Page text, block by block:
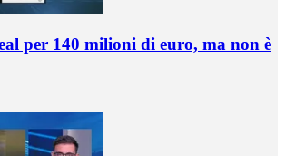
per 140 milioni di euro, ma non è